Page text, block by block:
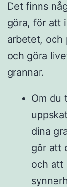
Det finns
göra, för att
arbetet, och
och göra
grannar.
Om du
dina
gör att
och att